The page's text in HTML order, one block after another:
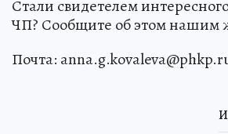
Стали свидетелем
ЧП? Сообщите об этом нашим
Почта: